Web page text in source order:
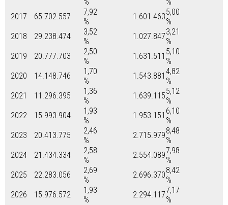
2017
65.702.557
7,92
%
1.601.4635,00
%
2018
29.238.474
3,52
%
1.027.8473,21
%
2019
20.777.703
2,50
%
1.631.511 5,10
%
2020
14.148.746
1,70
%
1.543.881 4,82
%
2021
11.296.395
1,36
%
1.639.1155,12
%
2022
15.993.904
1,93
%
1.953.151 6,10
%
2023
20.413.775
2,46
%
2.715.9798,48
%
2024
21.434.334
2,58
%
2.554.0897,98
%
2025
22.283.056
2,69
%
2.696.3708,42
%
2026
15.976.572
1,93
%
2.294.1177,17
%